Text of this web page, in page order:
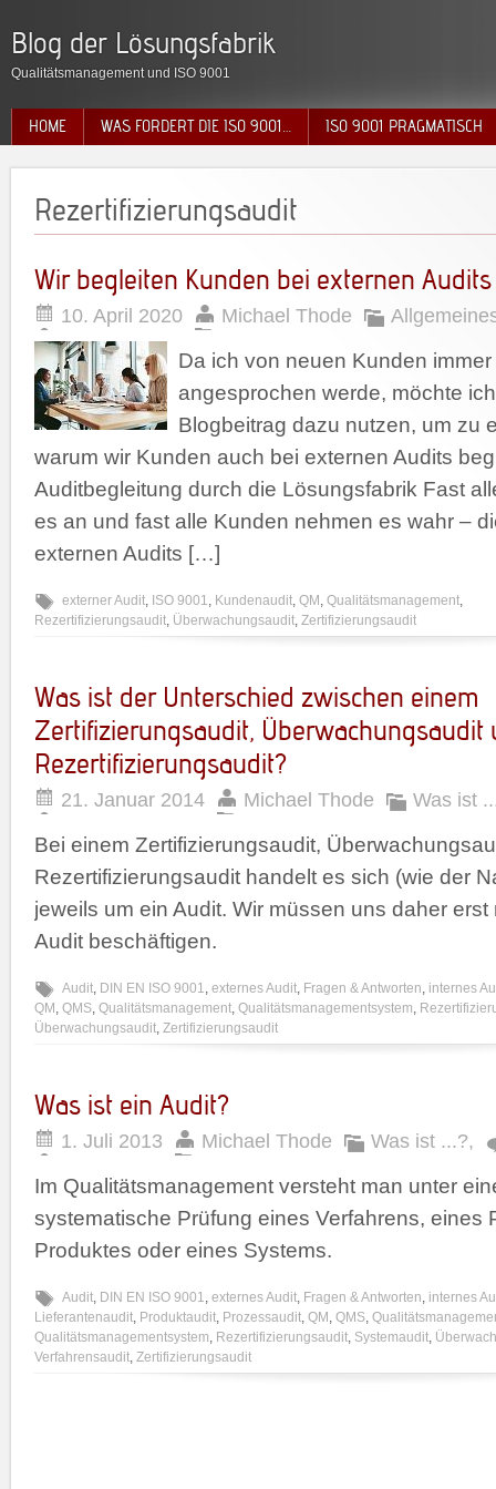
Blog der Lösungsfabrik
Qualitätsmanagement und ISO 9001
HOME WAS FORDERT DIE ISO 9001… ISO 9001 PRAGMATISCH
Rezertifizierungsaudit
Wir begleiten Kunden bei externen Audits
10. April 2020 Michael Thode
Da ich von neuen Kunden
angesprochen werde, möchte
Blogbeitrag dazu nutzen, um zu
warum wir Kunden auch bei externen Audits
Auditbegleitung durch die Lösungsfabrik Fast
es an und fast alle Kunden nehmen es wahr –
externen Audits […]
externer Audit, ISO 9001, Kundenaudit, QM , Qualitätsmanagement,
Rezertifizierungsaudit, Überwachungsaudit, Zertifizierungsaudit
Was ist der Unterschied zwischen einem
Zertifizierungsaudit, Überwachungsaudit
Rezertifizierungsaudit?
21. Januar 2014 Michael Thode Was ist
Bei einem Zertifizierungsaudit,
Rezertifizierungsaudit handelt es sich (wie der
jeweils um ein Audit. Wir müssen uns daher erst
Audit beschäftigen.
Audit, DIN EN ISO 9001, externes Audit, Fragen & Antworten, internes
QM , QMS, Qualitätsmanagement, Qualitätsmanagementsystem,
Überwachungsaudit, Zertifizierungsaudit
Was ist ein Audit?
1. Juli 2013 Michael Thode Was ist ...?,
Im Qualitätsmanagement versteht man unter
systematische Prüfung eines Verfahrens, eines
Produktes oder eines Systems.
Audit, DIN EN ISO 9001, externes Audit, Fragen & Antworten, internes
Lieferantenaudit, Produktaudit, Prozessaudit, QM , QMS,
Qualitätsmanagementsystem, Rezertifizierungsaudit, Systemaudit,
Verfahrensaudit, Zertifizierungsaudit